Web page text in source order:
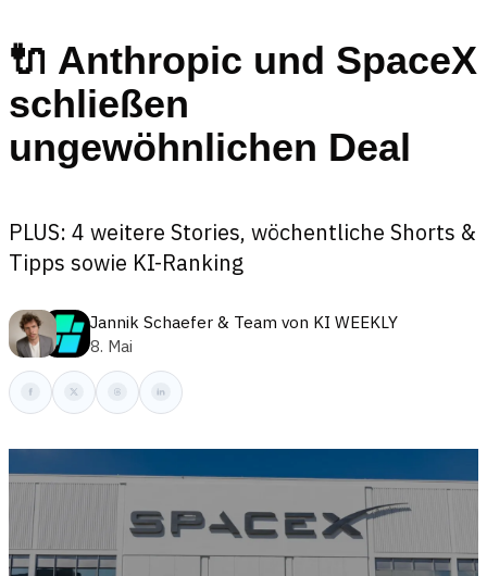
🔌 Anthropic und SpaceX
schließen
ungewöhnlichen Deal
PLUS: 4 weitere Stories, wöchentliche Shorts &
Tipps sowie KI-Ranking
Jannik Schaefer & Team von KI WEEKLY
8. Mai